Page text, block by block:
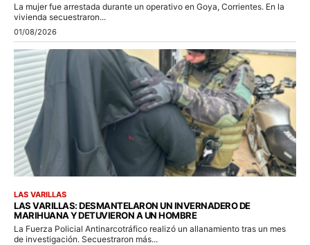
La mujer fue arrestada durante un operativo en Goya, Corrientes. En la
vivienda secuestraron...
01/08/2026
LAS VARILLAS
LAS VARILLAS: DESMANTELARON UN INVERNADERO DE
MARIHUANA Y DETUVIERON A UN HOMBRE
La Fuerza Policial Antinarcotráfico realizó un allanamiento tras un mes
de investigación. Secuestraron más...